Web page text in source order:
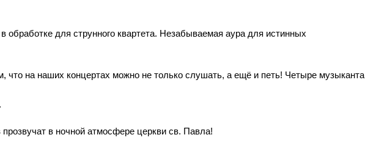
обработке для струнного квартета. Незабываемая аура для истинных
что на наших концертах можно не только слушать, а ещё и петь! Четыре музыканта
в ночной атмосфере церкви св. Павла!